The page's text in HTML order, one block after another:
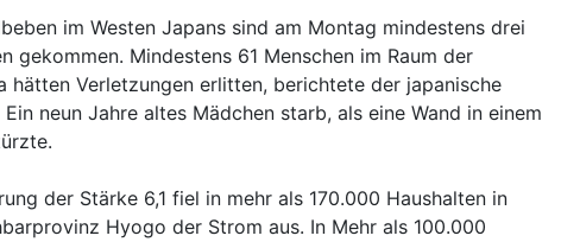
im Westen Japans sind am Montag mindestens drei
gekommen. Mindestens 61 Menschen im Raum der
hätten Verletzungen erlitten, berichtete der japanische
Ein neun Jahre altes Mädchen starb, als eine Wand in einem
der Stärke 6,1 fiel in mehr als 170.000 Haushalten in
Hyogo der Strom aus. In Mehr als 100.000